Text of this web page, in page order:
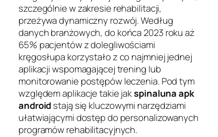
szczególnie w zakresie rehabilitacji,
przeżywa dynamiczny rozwój. Według
danych branżowych, do końca 2023 roku aż
65% pacjentów z dolegliwościami
kręgosłupa korzystało z co najmniej jednej
aplikacji wspomagającej trening lub
monitorowanie postępów leczenia. Pod tym
względem aplikacje takie jakspinaluna apk
androidstają się kluczowymi narzędziami
ułatwiającymi dostęp do personalizowanych
programów rehabilitacyjnych.